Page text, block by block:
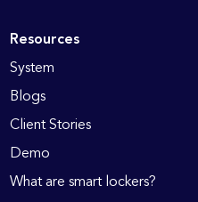
Resources
System
Blogs
Client Stories
Demo
What are smart lockers?